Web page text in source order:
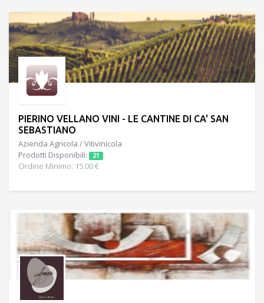
PIERINO VELLANO VINI - LE CANTINE DI CA' SAN
SEBASTIANO
Azienda Agricola / Vitivinicola
Prodotti Disponibili:
21
Ordine Minimo: 15.00 €